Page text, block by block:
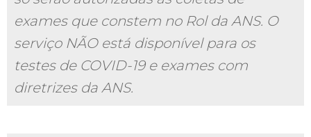
exames que constem no Rol da ANS. O
serviço NÃO está disponível para os
testes de COVID-19 e exames com
diretrizes da ANS.